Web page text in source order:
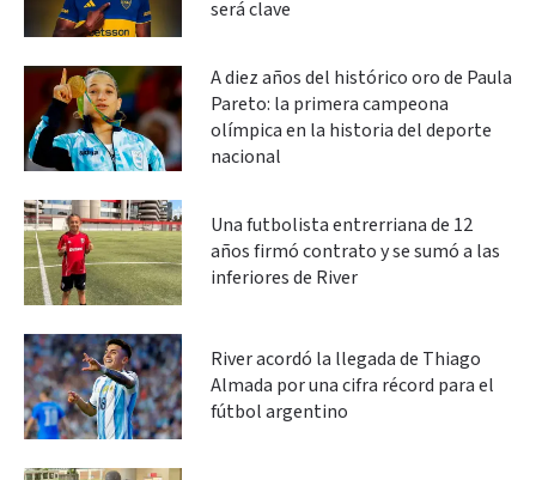
será clave
A diez años del histórico oro de Paula
Pareto: la primera campeona
olímpica en la historia del deporte
nacional
Una futbolista entrerriana de 12
años firmó contrato y se sumó a las
inferiores de River
River acordó la llegada de Thiago
Almada por una cifra récord para el
fútbol argentino